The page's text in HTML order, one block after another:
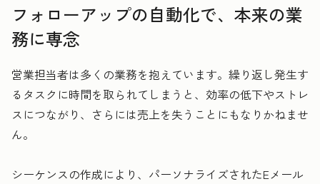
フォローアップの自動化で、本来の業
務に専念
営業担当者は多くの業務を抱えています。繰り返し発生す
るタスクに時間を取られてしまうと、効率の低下やストレ
スにつながり、さらには売上を失うことにもなりかねませ
ん。
シーケンスの作成により、パーソナライズされたEメール